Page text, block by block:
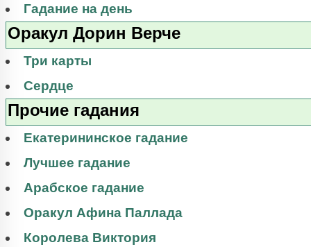
Гадание на день
Оракул Дорин Верче
Три карты
Сердце
Прочие гадания
Екатерининское гадание
Лучшее гадание
Арабское гадание
Оракул Афина Паллада
Королева Виктория